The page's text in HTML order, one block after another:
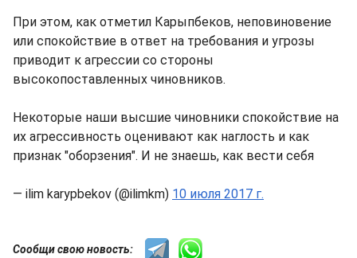
При этом, как отметил Карыпбеков, неповиновение
или спокойствие в ответ на требования и угрозы
приводит к агрессии со стороны
высокопоставленных чиновников.
Некоторые наши высшие чиновники спокойствие на
их агрессивность оценивают как наглость и как
признак "оборзения". И не знаешь, как вести себя
— ilim karypbekov (@ilimkm) 10 июля 2017 г.
Сообщи свою новость: